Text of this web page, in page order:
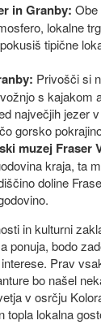
in Granby: Obe
lokalne
tipične
Privošči si
s kajakom
največjih jezer
gorsko
muzej Fraser
kraja, ta
doline
in kulturni
ponuja, bodo
Prav
bo našel
v osrčju
topla lokalna